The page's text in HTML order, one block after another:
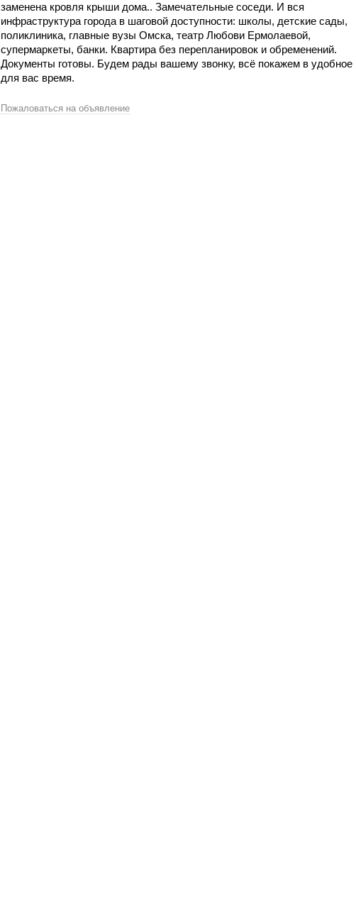
заменена кровля крыши дома.. Замечательные соседи. И вся
инфраструктура города в шаговой доступности: школы, детские сады,
поликлиника, главные вузы Омска, театр Любови Ермолаевой,
супермаркеты, банки. Квартира без перепланировок и обременений.
Документы готовы. Будем рады вашему звонку, всё покажем в удобное
для вас время.
Пожаловаться на объявление